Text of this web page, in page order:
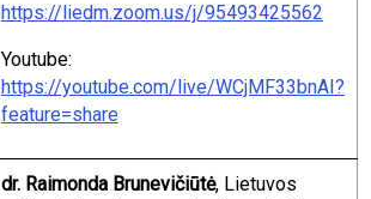
https://liedm.zoom.us/j/95493425562
Youtube:
https://youtube.com/live/WCjMF33bnAI?
feature=share
dr. Raimonda Brunevičiūtė, Lietuvos